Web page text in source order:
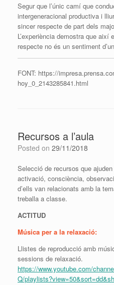
Segur que l’únic camí que
intergeneracional productiva i
sincer respecte de part dels
L’experiència demostra que
respecte no és un sentiment
FONT: https://
hoy_0_2143285841.html
Recursos a l’aula
Posted on 29/11/2018
Selecció de recursos que
activació, consciència,
d’ells van relacionats amb la
treballa a classe.
ACTITUD
Música per a la relaxació:
Llistes de reproducció amb
sessions de relaxació.
https://www.youtube.com/
Q/